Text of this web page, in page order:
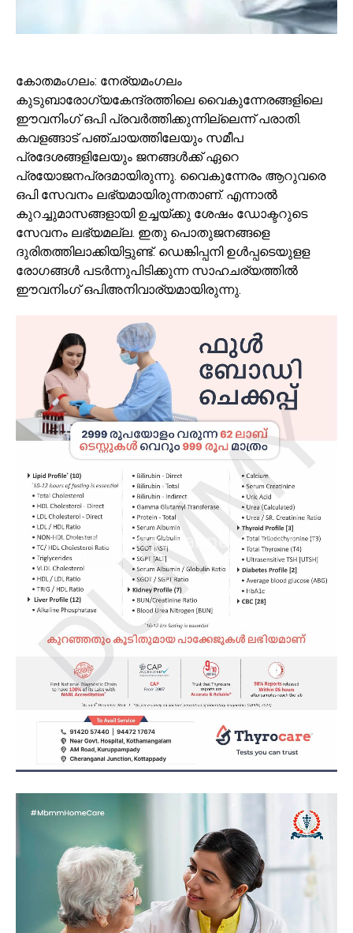
കോതമംഗലം: നേര്യമംഗലം
കുടുബാരോഗ്യകേന്ദ്രത്തിലെ വൈകുന്നേരങ്ങളിലെ
ഈവനിംഗ് ഒപി പ്രവര്‍ത്തിക്കുന്നില്ലെന്ന് പരാതി.
കവളങ്ങാട് പഞ്ചായത്തിലേയും സമീപ
പ്രദേശങ്ങളിലേയും ജനങ്ങള്‍ക്ക് ഏറെ
പ്രയോജനപ്രദമായിരുന്നു. വൈകുന്നേരം ആറുവരെ
ഒപി സേവനം ലഭ്യമായിരുന്നതാണ്. എന്നാല്‍
കുറച്ചുമാസങ്ങളായി ഉച്ചയ്ക്കു ശേഷം ഡോക്ടറുടെ
സേവനം ലഭ്യമല്ല. ഇതു പൊതുജനങ്ങളെ
ദുരിതത്തിലാക്കിയിട്ടുണ്ട്. ഡെങ്കിപ്പനി ഉള്‍പ്പടെയുളള
രോഗങ്ങള്‍ പടര്‍ന്നുപിടിക്കുന്ന സാഹചര്യത്തില്‍
ഈവനിംഗ് ഒപിഅനിവാര്യമായിരുന്നു.